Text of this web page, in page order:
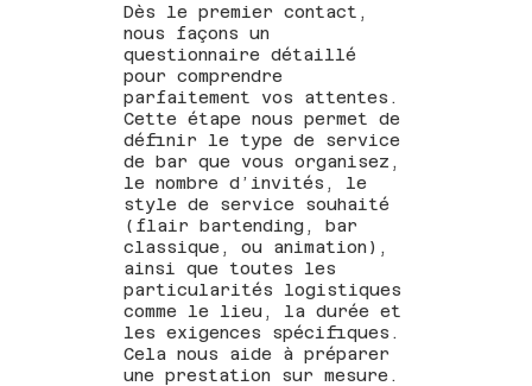
Dès le premier contact,
nous façons un
questionnaire détaillé
pour comprendre
parfaitement vos attentes.
Cette étape nous permet de
définir le type de service
de bar que vous organisez,
le nombre d’invités, le
style de service souhaité
(flair bartending, bar
classique, ou animation),
ainsi que toutes les
particularités logistiques
comme le lieu, la durée et
les exigences spécifiques.
Cela nous aide à préparer
une prestation sur mesure.